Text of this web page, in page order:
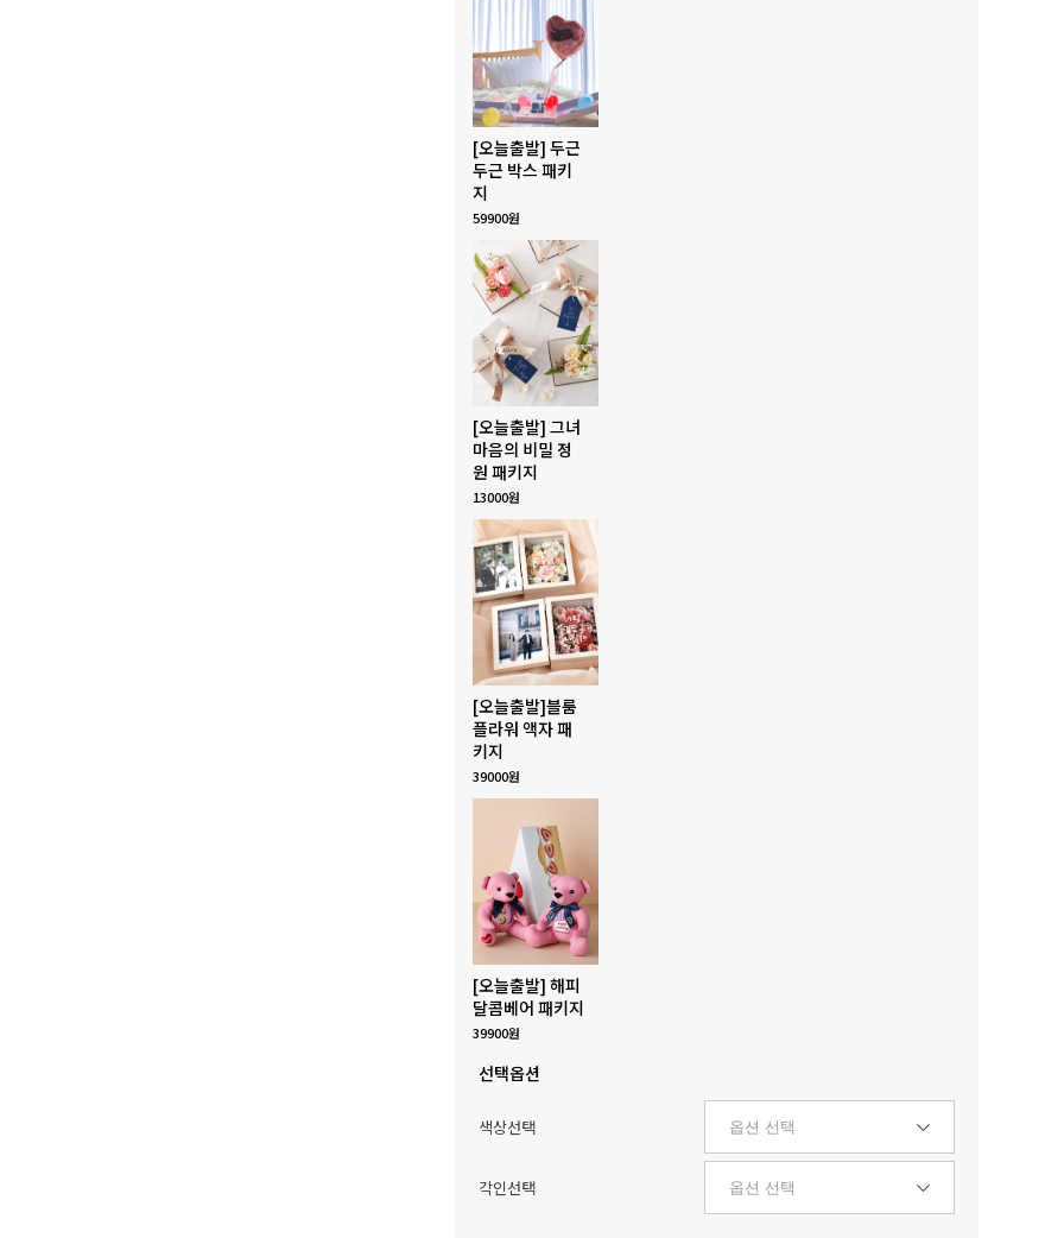
[오늘출발] 두근
두근 박스 패키
지
59900원
[오늘출발] 그녀
마음의 비밀 정
원 패키지
13000원
[오늘출발]블룸
플라워 액자 패
키지
39000원
[오늘출발] 해피
달콤베어 패키지
39900원
선택옵션
색상선택
각인선택